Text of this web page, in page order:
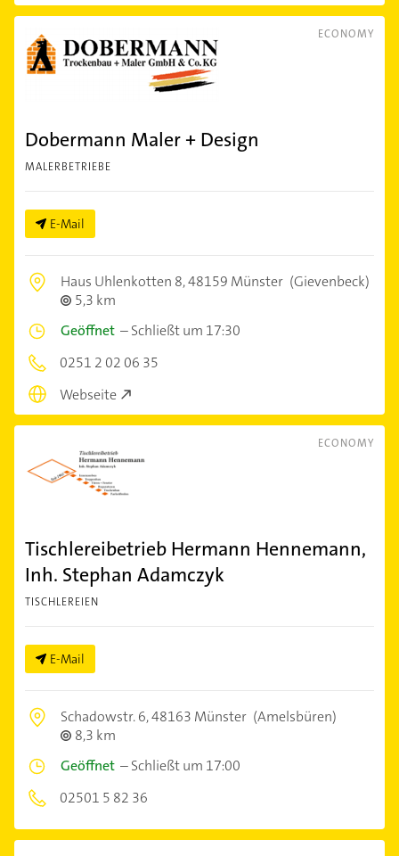
ECONOMY
Dobermann Maler + Design
MALERBETRIEBE
E-Mail
Haus Uhlenkotten 8,48159 Münster (Gievenbeck)
5,3 km
Geöffnet –Schließt um 17:30
0251 2 02 06 35
Webseite
ECONOMY
Tischlereibetrieb Hermann Hennemann,
Inh. Stephan Adamczyk
TISCHLEREIEN
E-Mail
Schadowstr. 6,48163 Münster (Amelsbüren)
8,3 km
Geöffnet –Schließt um 17:00
02501 5 82 36